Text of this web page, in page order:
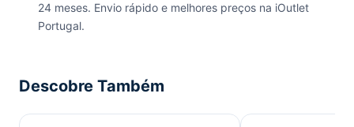
24 meses. Envio rápido e melhores preços na iOutlet
Portugal.
Descobre Também